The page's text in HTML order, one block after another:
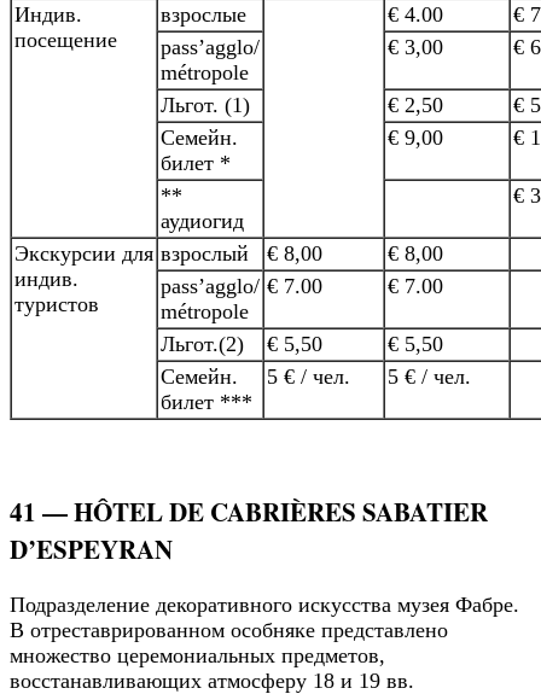
Индив.
посещение
взрослые € 4.00
€
pass’agglo/
métropole
€ 3,00 €
Льгот. (1) € 2,50
€
Семейн.
билет *
€ 9,00 €
**
аудиогид
€
Экскурсии для
индив.
туристов
взрослый € 8,00
€ 8,00
pass’agglo/
métropole
€ 7.00 € 7.00
Льгот.(2) € 5,50
€ 5,50
Семейн.
билет ***
5 € / чел. 5 € / чел.
41 — HÔTEL DE CABRIÈRES SABATIER
D’ESPEYRAN
Подразделение декоративного искусства музея Фабре.
В отреставрированном особняке представлено
множество церемониальных предметов,
восстанавливающих атмосферу 18 и 19 вв.